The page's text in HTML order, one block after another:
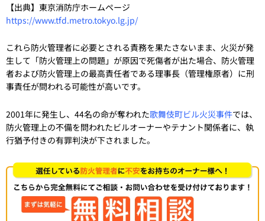
【出典】東京消防庁ホームページ
https://www.tfd.metro.tokyo.lg.jp/
これら防火管理者に必要とされる責務を果たさないまま、火災が発
生して「防火管理上の問題」が原因で死傷者が出た場合、防火管理
者および防火管理上の最高責任者である理事長（管理権原者）に刑
事責任が問われる可能性が高いです。
2001年に発生し、44名の命が奪われた歌舞伎町ビル火災事件では、
防火管理上の不備を問われたビルオーナーやテナント関係者に、執
行猶予付きの有罪判決が下されました。